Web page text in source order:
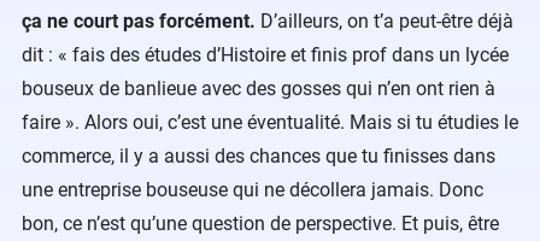
ça ne court pas forcément. D’ailleurs, on t’a peut-être déjà
dit : « fais des études d’Histoire et finis prof dans un lycée
bouseux de banlieue avec des gosses qui n’en ont rien à
faire ». Alors oui, c’est une éventualité. Mais si tu étudies le
commerce, il y a aussi des chances que tu finisses dans
une entreprise bouseuse qui ne décollera jamais. Donc
bon, ce n’est qu’une question de perspective. Et puis, être